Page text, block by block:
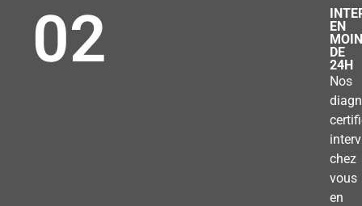
02
EN
DE
24H
Nos
chez
vous
en